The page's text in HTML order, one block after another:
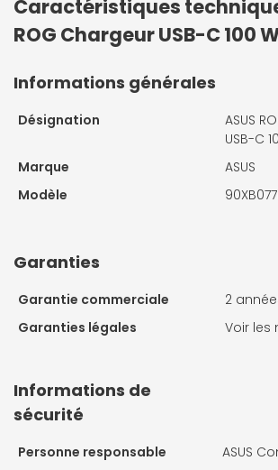
Caractéristiques
ROG Chargeur USB-C 100
Informations générales
Désignation
ASUS
USB-C
Marque
ASUS
Modèle
Garanties
Garantie commerciale
2
Garanties légales
Voir les
Informations de
sécurité
Personne responsable
ASUS